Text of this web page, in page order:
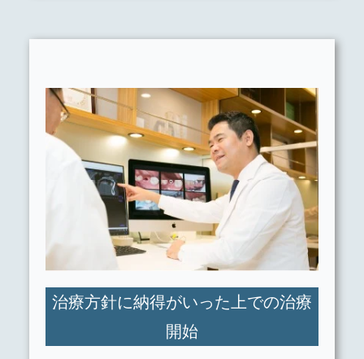
治療方針に納得がいった上での治療
開始